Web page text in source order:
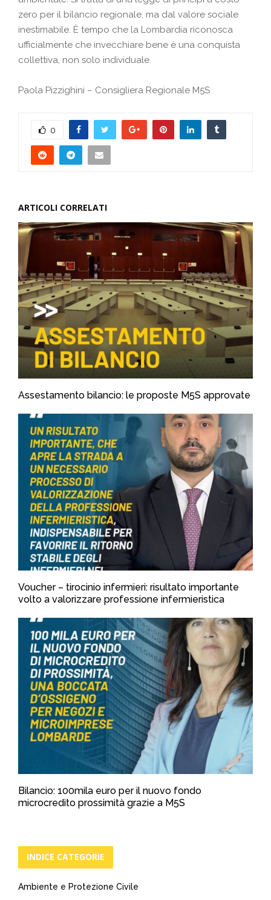
zero per il bilancio regionale, ma dal valore sociale
inestimabile. È tempo che la Lombardia riconosca
ufficialmente che invecchiare bene è una conquista
collettiva, non solo individuale.
Paola Pizzighini – Consigliera Regionale M5S
0
ARTICOLI CORRELATI
Assestamento bilancio: le proposte M5S approvate
Voucher – tirocinio infermieri: risultato importante
volto a valorizzare professione infermieristica
Bilancio: 100mila euro per il nuovo fondo
microcredito prossimità grazie a M5S
INDICE CATEGORIE
Ambiente e Protezione Civile